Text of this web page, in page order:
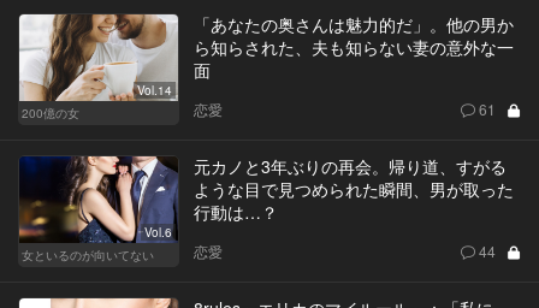
Vol.14
200億の女
「あなたの奥さんは魅力的だ」。他の男か
ら知らされた、夫も知らない妻の意外な一
面
恋愛 61
Vol.6
女といるのが向いてない
元カノと3年ぶりの再会。帰り道、すがる
ような目で見つめられた瞬間、男が取った
行動は…？
恋愛 44